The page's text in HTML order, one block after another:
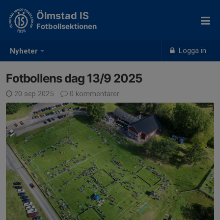
Nyheter Logga in
Ölmstad IS
Fotbollsektionen
Fotbollens dag 13/9 2025
20 sep 2025 0 kommentarer